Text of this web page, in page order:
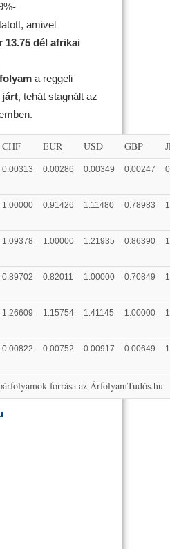
amivel
13.75 dél afrikai
a reggeli
járt, tehát stagnált az
CHF EUR USD GBP
0.00313 0.00286 0.00349 0.00247
1.00000 0.91426 1.11480 0.78983
1.09378 1.00000 1.21935 0.86390
0.89702 0.82011 1.00000 0.70849
1.26609 1.15754 1.41145 1.00000
0.00822 0.00752 0.00917 0.00649
forrása az ÁrfolyamTudós.hu